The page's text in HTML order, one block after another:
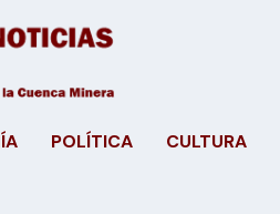
POLÍTICA CULTURA